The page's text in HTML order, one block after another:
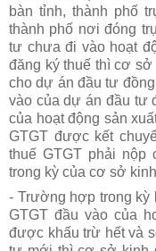
bàn tỉnh, thành phố
thành phố nơi đóng
tư chưa đi vào hoạt
đăng ký thuế thì cơ
cho dự án đầu tư
vào của dự án đầu tư
của hoạt động sản
GTGT được kết
thuế GTGT phải nộp
trong kỳ của cơ sở
- Trường hợp trong kỳ
GTGT đầu vào của
được khấu trừ hết và